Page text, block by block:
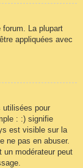
forum. La plupart
appliquées avec
utilisées pour
: :) signifie
est visible sur la
ne pas en abuser.
un modérateur peut